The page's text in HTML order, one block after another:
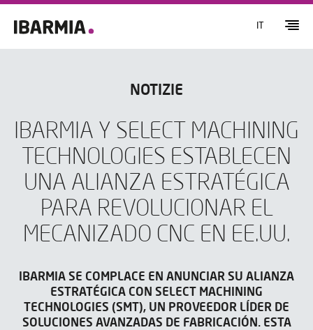
NOTIZIE
IBARMIA Y SELECT MACHINING
TECHNOLOGIES ESTABLECEN
UNA ALIANZA ESTRATÉGICA
PARA REVOLUCIONAR EL
MECANIZADO CNC EN EE.UU.
IBARMIA SE COMPLACE EN ANUNCIAR SU ALIANZA
ESTRATÉGICA CON SELECT MACHINING
TECHNOLOGIES (SMT), UN PROVEEDOR LÍDER DE
SOLUCIONES AVANZADAS DE FABRICACIÓN. ESTA